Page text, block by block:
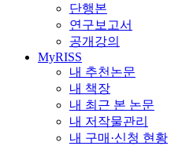
단행본
연구보고서
공개강의
MyRISS
내 추천논문
내 책장
내 최근 본 논문
내 저작물관리
내 구매·신청 현황